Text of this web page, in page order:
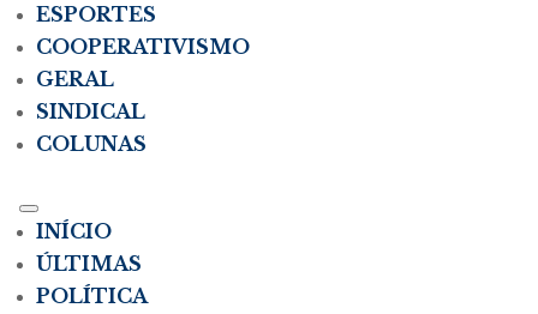
ESPORTES
COOPERATIVISMO
GERAL
SINDICAL
COLUNAS
INÍCIO
ÚLTIMAS
POLÍTICA